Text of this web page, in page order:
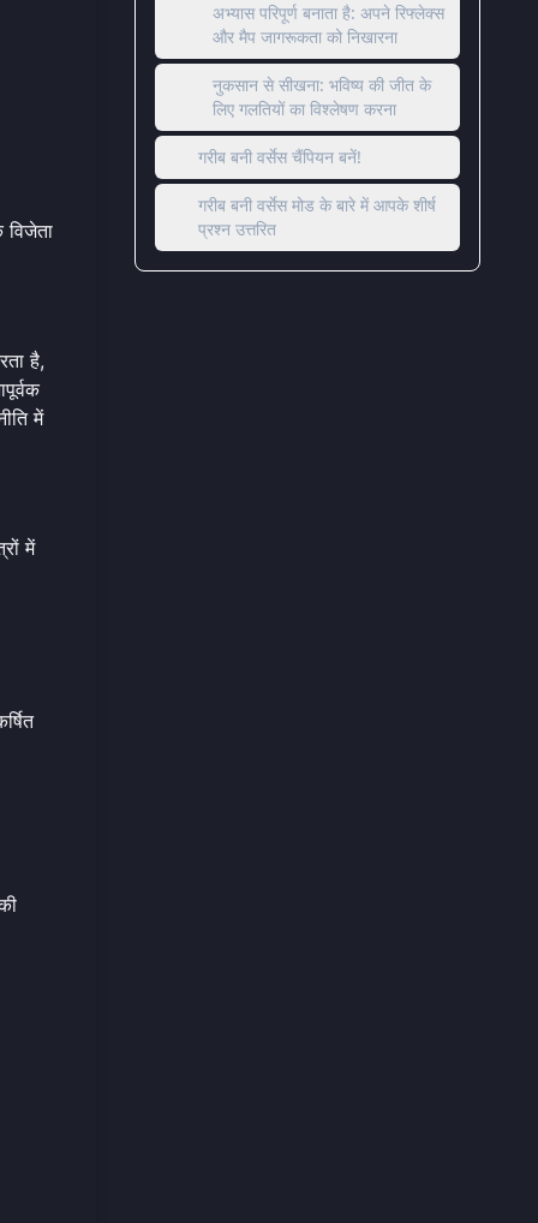
है,
में
में
अभ्यास परिपूर्ण बनाता है: अपने रिफ्लेक्स
और मैप जागरूकता को निखारना
नुकसान से सीखना: भविष्य की जीत के
लिए गलतियों का विश्लेषण करना
गरीब बनी वर्सेस चैंपियन बनें!
गरीब बनी वर्सेस मोड के बारे में आपके शीर्ष
प्रश्न उत्तरित